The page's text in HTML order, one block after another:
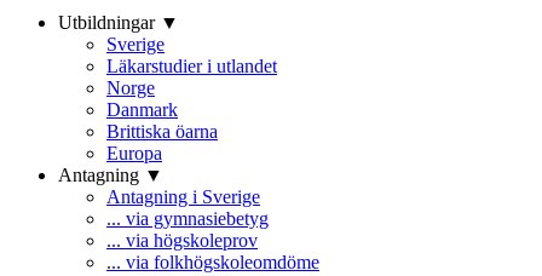
Utbildningar ▼
Sverige
Läkarstudier i utlandet
Norge
Danmark
Brittiska öarna
Europa
Antagning ▼
Antagning i Sverige
... via gymnasiebetyg
... via högskoleprov
... via folkhögskoleomdöme